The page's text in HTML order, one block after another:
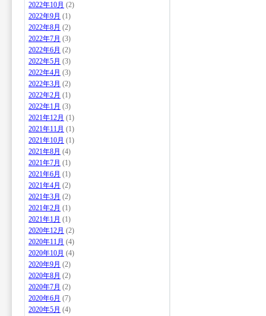
2022年10月 (2)
2022年9月 (1)
2022年8月 (2)
2022年7月 (3)
2022年6月 (2)
2022年5月 (3)
2022年4月 (3)
2022年3月 (2)
2022年2月 (1)
2022年1月 (3)
2021年12月 (1)
2021年11月 (1)
2021年10月 (1)
2021年8月 (4)
2021年7月 (1)
2021年6月 (1)
2021年4月 (2)
2021年3月 (2)
2021年2月 (1)
2021年1月 (1)
2020年12月 (2)
2020年11月 (4)
2020年10月 (4)
2020年9月 (2)
2020年8月 (2)
2020年7月 (2)
2020年6月 (7)
2020年5月 (4)